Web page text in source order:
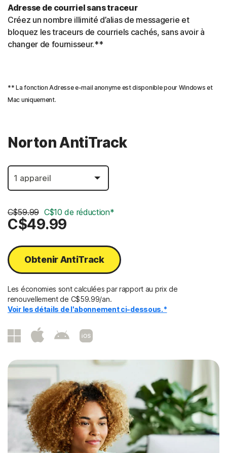
Adresse de courriel sans traceur
Créez un nombre illimité d’alias de messagerie et
bloquez les traceurs de courriels cachés, sans avoir à
changer de fournisseur.**
** La fonction Adresse e-mail anonyme est disponible pour Windows et
Mac uniquement.
Norton AntiTrack
C$59.99 C$10 de réduction*
C$49.99
Obtenir AntiTrack
Les économies sont calculées par rapport au prix de
renouvellement de C$59.99/an.
Voir les détails de l'abonnement ci-dessous.*